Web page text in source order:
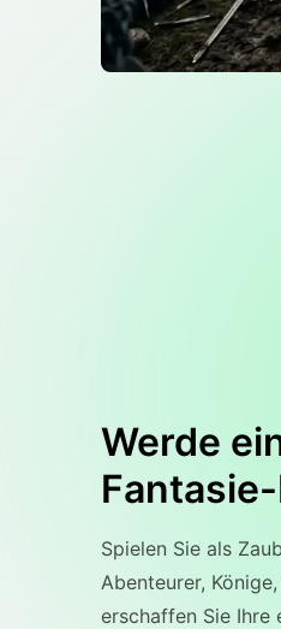
Werde
Spielen Sie als
Abenteurer,
erschaffen Sie Ihre